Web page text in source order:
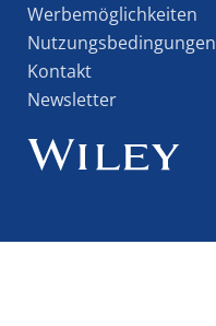
Werbemöglichkeiten
Nutzungsbedingungen
Kontakt
Newsletter